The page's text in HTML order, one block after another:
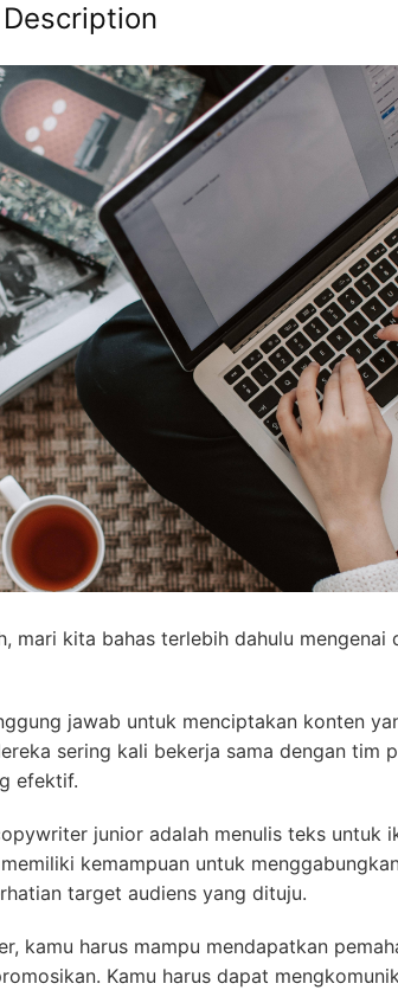
mari kita bahas terlebih dahulu mengenai
jawab untuk menciptakan konten
sering kali bekerja sama dengan tim
efektif.
junior adalah menulis teks untuk
kemampuan untuk
target audiens yang dituju.
kamu harus mampu mendapatkan
Kamu harus dapat